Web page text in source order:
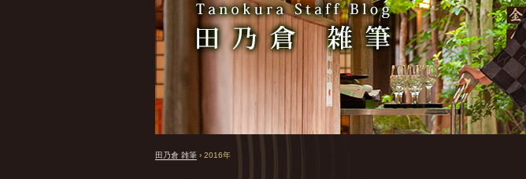
田乃倉 雑筆 › 2016年